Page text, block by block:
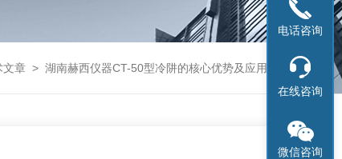
文章 > 湖南赫西仪器CT-50型冷阱的核心优势及应用解析
电话咨询
在线咨询
微信咨询